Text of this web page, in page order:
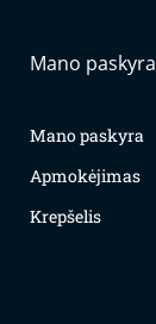
Mano paskyra
Mano paskyra
Apmokėjimas
Krepšelis